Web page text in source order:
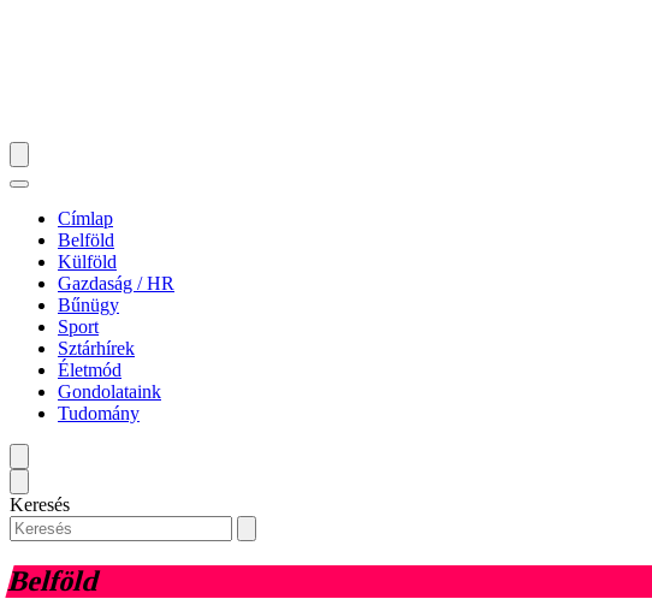
Címlap
Belföld
Külföld
Gazdaság / HR
Bűnügy
Sport
Sztárhírek
Életmód
Gondolataink
Tudomány
Keresés
Belföld